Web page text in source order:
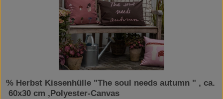
% Herbst Kissenhülle "The soul needs autumn " , ca.
60x30 cm ,Polyester-Canvas